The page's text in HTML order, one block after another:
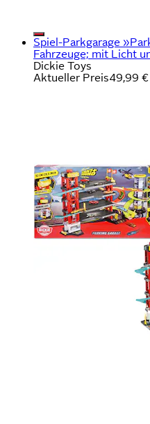
Spiel-Parkgarage
Fahrzeuge; mit Licht
Dickie Toys
Aktueller Preis49,99 €